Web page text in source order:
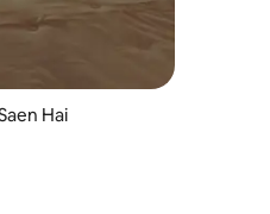
Hai